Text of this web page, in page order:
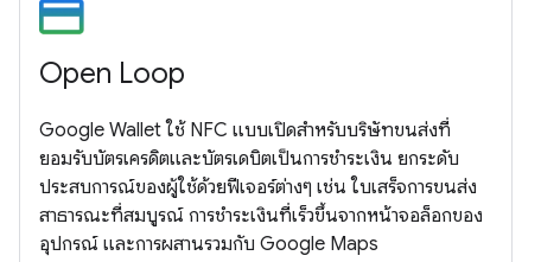
Open Loop
Google Wallet ใช้ NFC แบบเปิดสำหรับบริษัทขนส่งที่
ยอมรับบัตรเครดิตและบัตรเดบิตเป็นการชำระเงิน ยกระดับ
ประสบการณ์ของผู้ใช้ด้วยฟีเจอร์ต่างๆ เช่น ใบเสร็จการขนส่ง
สาธารณะที่สมบูรณ์ การชำระเงินที่เร็วขึ้นจากหน้าจอล็อกของ
อุปกรณ์ และการผสานรวมกับ Google Maps